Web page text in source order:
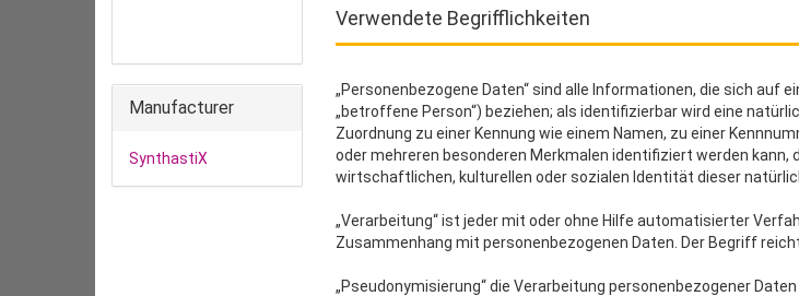
Verwendete Begrifflichkeiten
„Personenbezogene Daten“ sind alle Informationen, die sich auf
„betroffene Person“) beziehen; als identifizierbar wird eine
Zuordnung zu einer Kennung wie einem Namen, zu einer
oder mehreren besonderen Merkmalen identifiziert werden
wirtschaftlichen, kulturellen oder sozialen Identität dieser
„Verarbeitung“ ist jeder mit oder ohne Hilfe automatisierter
Zusammenhang mit personenbezogenen Daten. Der Begriff
„Pseudonymisierung“ die Verarbeitung personenbezogener
Manufacturer
SynthastiX